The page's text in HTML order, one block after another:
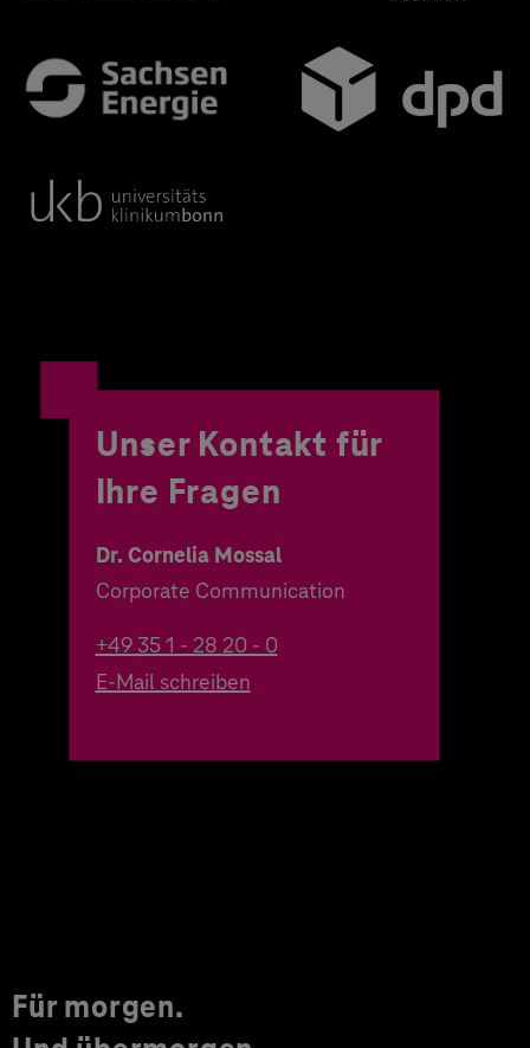
Unser Kontakt für
Ihre Fragen
Dr. Cornelia Mossal
Corporate Communication
+49 35 1 - 28 20 - 0
E-Mail schreiben
Für morgen.